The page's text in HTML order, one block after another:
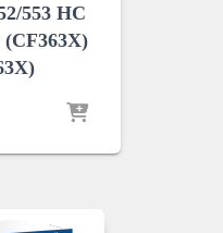
553 HC
(CF363X)